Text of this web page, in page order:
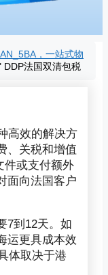
，一站式物
DDP法国双清包税
高效的解决方
、关税和增值
件或支付额外
面向法国客户
7到12天。如
运更具成本效
体取决于港